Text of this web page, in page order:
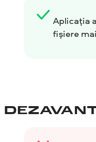
Aplicația
fișiere